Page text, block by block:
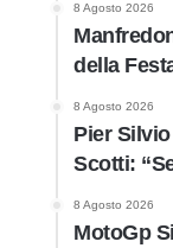
8 Agosto 2026
della
8 Agosto 2026
Pier
Scotti:
8 Agosto 2026
MotoGp